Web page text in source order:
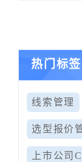
热门标签
线索管理
选型报价
上市公司